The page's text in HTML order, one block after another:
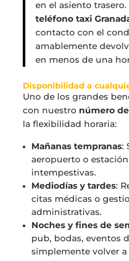
en el asiento
teléfono taxi
contacto con el
amablemente
en menos de una
Disponibilidad a
Uno de los grandes
con nuestro número
la flexibilidad horaria:
Mañanas tempranas:
aeropuerto o
intempestivas.
Mediodías y tardes:
citas médicas o
administrativas.
Noches y fines de
pub, bodas, eventos
simplemente volver a